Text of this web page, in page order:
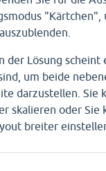
"Kärtchen",
der Lösung scheint
um beide
darzustellen. Sie
skalieren oder Sie
breiter